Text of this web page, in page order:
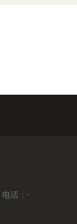
电话：-